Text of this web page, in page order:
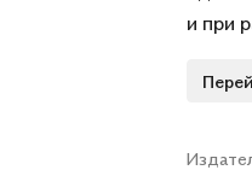
и при